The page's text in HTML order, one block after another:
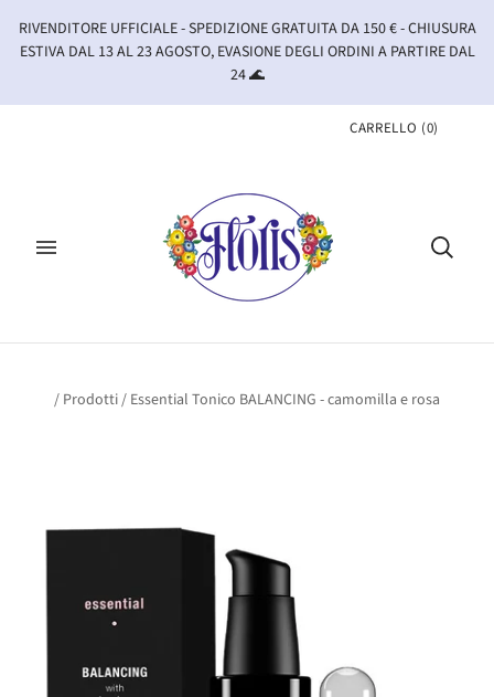
RIVENDITORE UFFICIALE - SPEDIZIONE GRATUITA DA 150 € - CHIUSURA
ESTIVA DAL 13 AL 23 AGOSTO, EVASIONE DEGLI ORDINI A PARTIRE DAL
24 🌊
CARRELLO (0)
/ Prodotti/ Essential Tonico BALANCING - camomilla e rosa